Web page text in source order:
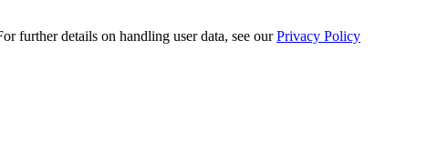
further details on handling user data, see ourPrivacy Policy